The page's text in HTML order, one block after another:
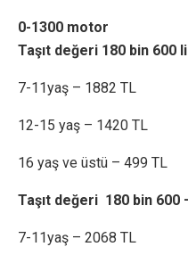
0-1300 motor
Taşıt değeri 180 bin 600
7-11yaş – 1882 TL
12-15 yaş – 1420 TL
16 yaş ve üstü – 499 TL
Taşıt değeri 180 bin 600
7-11yaş – 2068 TL